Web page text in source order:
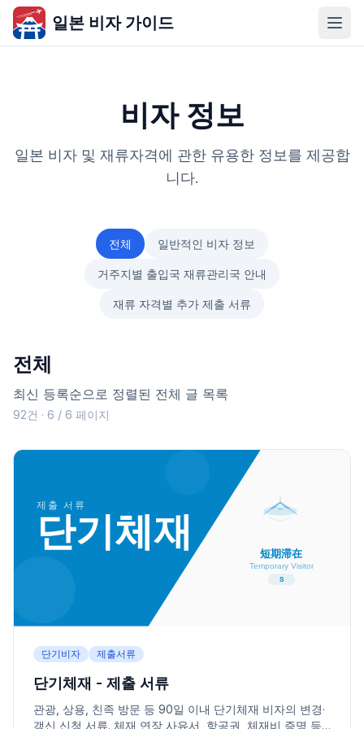
일본 비자 가이드
비자 정보
일본 비자 및 재류자격에 관한 유용한 정보를 제공합
니다.
전체 일반적인 비자 정보
거주지별 출입국 재류관리국 안내
재류 자격별 추가 제출 서류
전체
최신 등록순으로 정렬된 전체 글 목록
92건 · 6 / 6 페이지
단기비자 제출서류
단기체재 - 제출 서류
관광, 상용, 친족 방문 등 90일 이내 단기체재 비자의 변경·
갱신 신청 서류. 체재 연장 사유서, 항공권, 체재비 증명 등